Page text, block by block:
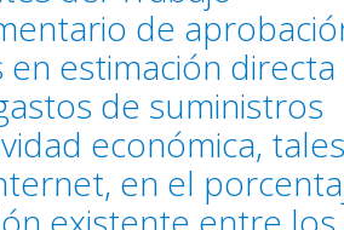
de
estimación directa
de suministros
económica, tales
en el